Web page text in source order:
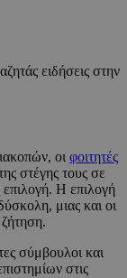
ειδήσεις στην
οι φοιτητές
στέγης τους σε
Η επιλογή
μιας και οι
σύμβουλοι και
στις